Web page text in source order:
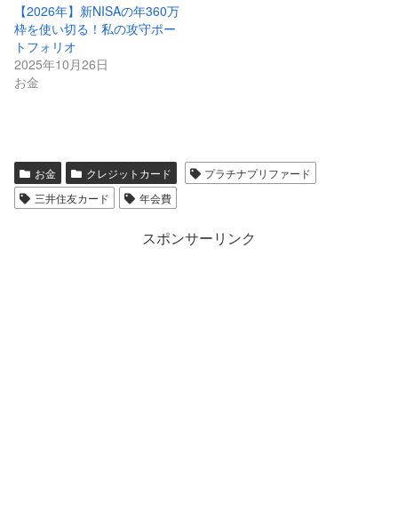
【2026年】新NISAの年360万
枠を使い切る！私の攻守ポー
トフォリオ
2025年10月26日
お金
お金 クレジットカード
プラチナプリファード
三井住友カード
年会費
スポンサーリンク